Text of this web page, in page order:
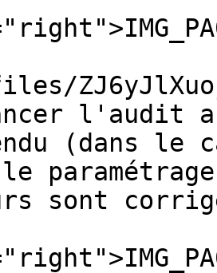
l'audit
(dans le
sont